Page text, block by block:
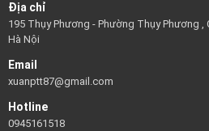
Địa chỉ
195 Thụy Phương - Phường Thụy Phương ,
Hà Nội
Email
xuanptt87@gmail.com
Hotline
0945161518